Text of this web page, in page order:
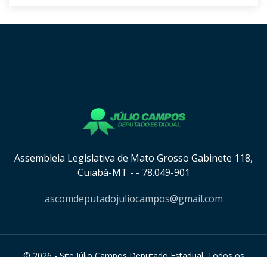
Assembleia Legislativa de Mato Grosso Gabinete 118,
Cuiabá-MT - - 78.049-901
ascomdeputadojuliocampos@gmail.com